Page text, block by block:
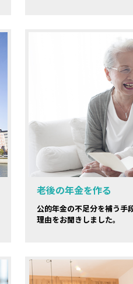
老後の年金を作る
公的年金の不足分を補う手
理由をお聞きしました。